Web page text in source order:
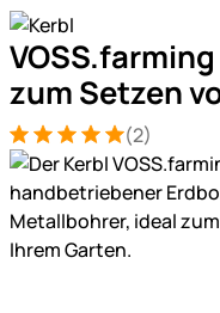
zum Setzen
Bewertung: 5 von 5 (2
2 Bewertungen
(2)
Produktgalerie